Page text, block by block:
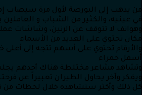
من يذهب إلى البورصة لأول مرة سيصاب إما
في عينيه، والكثير من الشباب و
وهواتف لا تتوقف عن الرنين، وشاشات
مكان تحتوي على العديد من الأسماء
والأرقام تحتوي على أسهم تتجه إلى أعلى
أسفل حمراء
وتشاهد مشاعر مختلطة هناك أحدهم
ويفكر وآخر يحاول الطيران تعبيراً عن
كل ذلك وأكثر ستشاهده خلال لحظات من